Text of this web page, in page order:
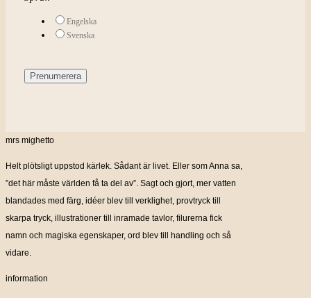
Engelska
Svenska
mrs mighetto
Helt plötsligt uppstod kärlek. Sådant är livet. Eller som Anna sa,
”det här måste världen få ta del av”. Sagt och gjort, mer vatten
blandades med färg, idéer blev till verklighet, provtryck till
skarpa tryck, illustrationer till inramade tavlor, filurerna fick
namn och magiska egenskaper, ord blev till handling och så
vidare.
information